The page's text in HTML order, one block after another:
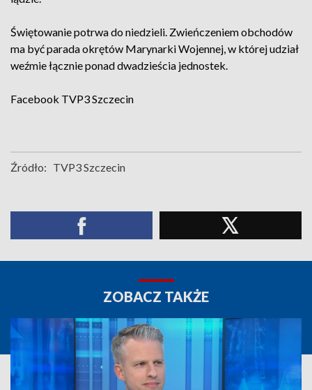
Świętowanie potrwa do niedzieli. Zwieńczeniem obchodów
ma być parada okrętów Marynarki Wojennej, w której udział
weźmie łącznie ponad dwadzieścia jednostek.
Facebook TVP3 Szczecin
Źródło: TVP3 Szczecin
ZOBACZ TAKŻE